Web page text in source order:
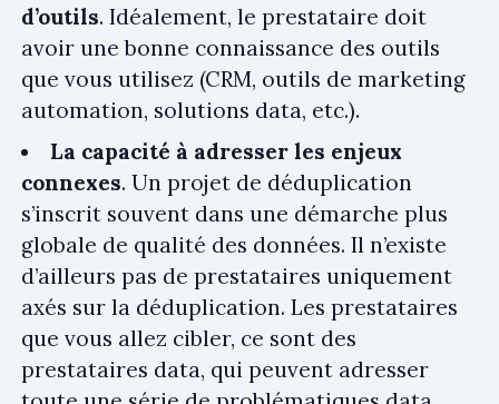
d’outils. Idéalement, le prestataire doit
avoir une bonne connaissance des outils
que vous utilisez (CRM, outils de marketing
automation, solutions data, etc.).
La capacité à adresser les enjeux
connexes. Un projet de déduplication
s’inscrit souvent dans une démarche plus
globale de qualité des données. Il n’existe
d’ailleurs pas de prestataires uniquement
axés sur la déduplication. Les prestataires
que vous allez cibler, ce sont des
prestataires data, qui peuvent adresser